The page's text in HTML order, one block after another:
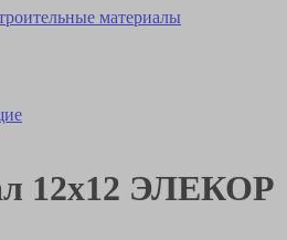
материалы
12х12 ЭЛЕКОР